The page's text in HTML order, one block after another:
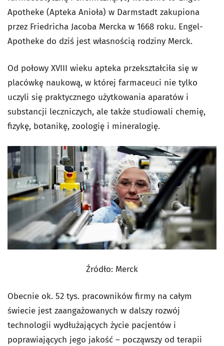
Apotheke (Apteka Anioła) w Darmstadt zakupiona
przez Friedricha Jacoba Mercka w 1668 roku. Engel-
Apotheke do dziś jest własnością rodziny Merck.
Od połowy XVIII wieku apteka przekształciła się w
placówkę naukową, w której farmaceuci nie tylko
uczyli się praktycznego użytkowania aparatów i
substancji leczniczych, ale także studiowali chemię,
fizykę, botanikę, zoologię i mineralogię.
Źródło: Merck
Obecnie ok. 52 tys. pracowników firmy na całym
świecie jest zaangażowanych w dalszy rozwój
technologii wydłużających życie pacjentów i
poprawiających jego jakość – począwszy od terapii